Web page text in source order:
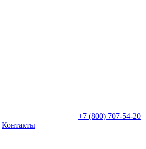
+7 (800) 707-54-20
Контакты